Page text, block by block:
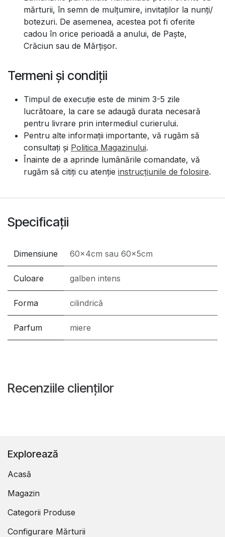
mărturii, în semn de mulțumire, invitaților la nunți/
botezuri. De asemenea, acestea pot fi oferite
cadou în orice perioadă a anului, de Paște,
Crăciun sau de Mărțișor.
Termeni și condiții
Timpul de execuție este de minim 3-5 zile
lucrătoare, la care se adaugă durata necesară
pentru livrare prin intermediul curierului.
Pentru alte informații importante, vă rugăm să
consultați și Politica Magazinului.
Înainte de a aprinde lumânările comandate, vă
rugăm să citiți cu atenție instrucțiunile de folosire.
Specificații
Dimensiune 60x4cm sau 60x5cm
Culoare galben intens
Forma cilindrică
Parfum miere
Recenziile clienților
Explorează
Acasă
Magazin
Categorii Produse
Configurare Mărturii